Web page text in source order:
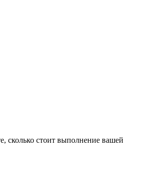
сколько стоит выполнение вашей